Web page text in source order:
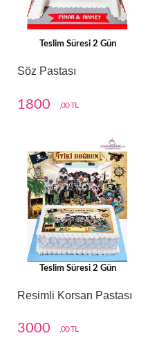
Teslim Süresi 2 Gün
Söz Pastası
1800 ,00 TL
Teslim Süresi 2 Gün
Resimli Korsan Pastası
3000 ,00 TL